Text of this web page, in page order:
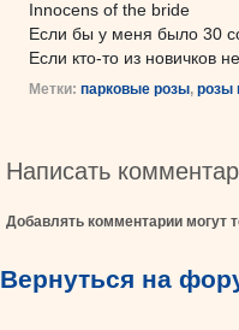
Innocens of the bride
Если бы у меня было 30
Если кто-то из новичков
Метки: парковые розы, розы
Написать
Добавлять комментарии могут
Вернуться на